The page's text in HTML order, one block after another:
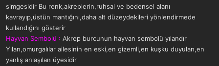
simgesidir Bu renk,akreplerin,ruhsal ve bedensel alanı
kavrayıp,üstün mantığını,daha alt düzeydekileri yönlendirmede
kullandığını gösterir
Hayvan Sembolü : Akrep burcunun hayvan sembolü yılandır
Yılan,omurgalılar ailesinin en eski,en gizemli,en kuşku duyulan,en
yanlış anlaşılan üyesidir